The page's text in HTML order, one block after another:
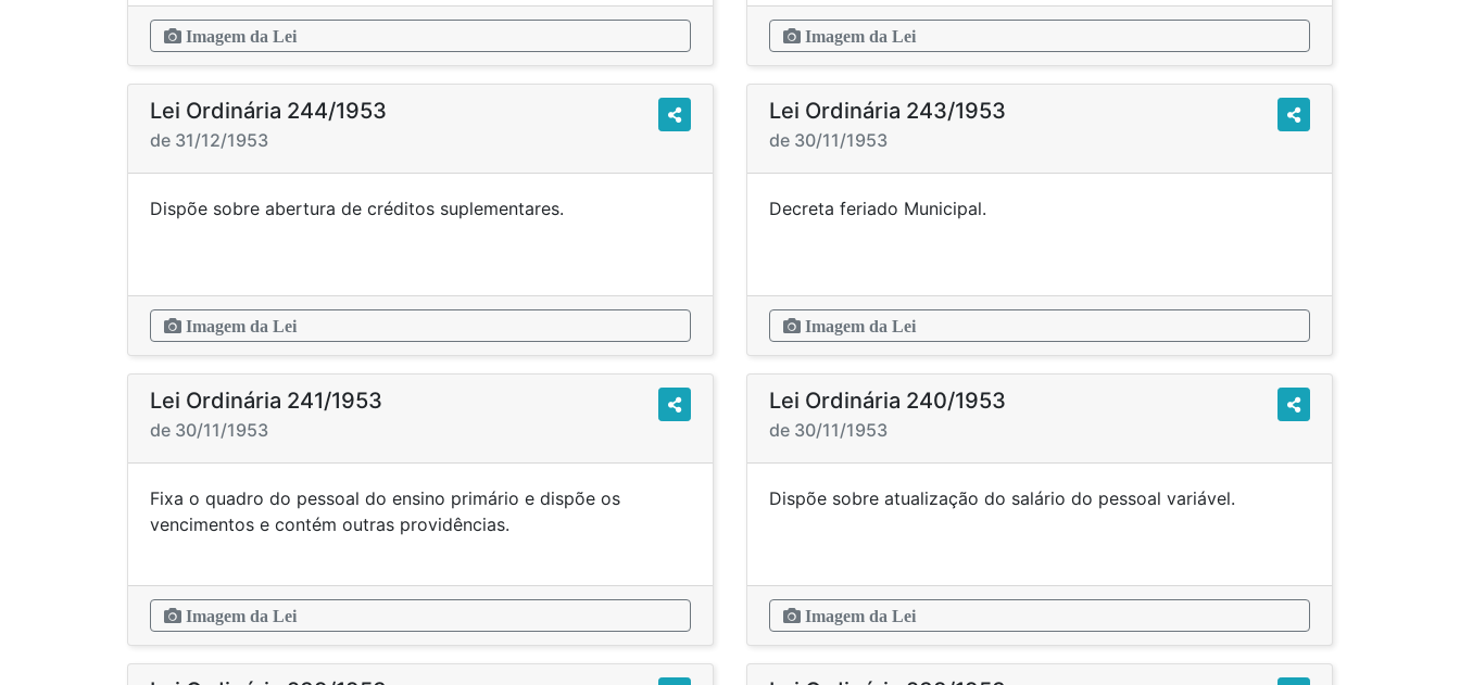
Imagem da Lei Imagem da Lei
Lei Ordinária 244/1953
de 31/12/1953
Dispõe sobre abertura de créditos suplementares.
Imagem da Lei
Lei Ordinária 243/1953
de 30/11/1953
Decreta feriado Municipal.
Imagem da Lei
Lei Ordinária 241/1953
de 30/11/1953
Fixa o quadro do pessoal do ensino primário e dispõe os
vencimentos e contém outras providências.
Imagem da Lei
Lei Ordinária 240/1953
de 30/11/1953
Dispõe sobre atualização do salário do pessoal variável.
Imagem da Lei